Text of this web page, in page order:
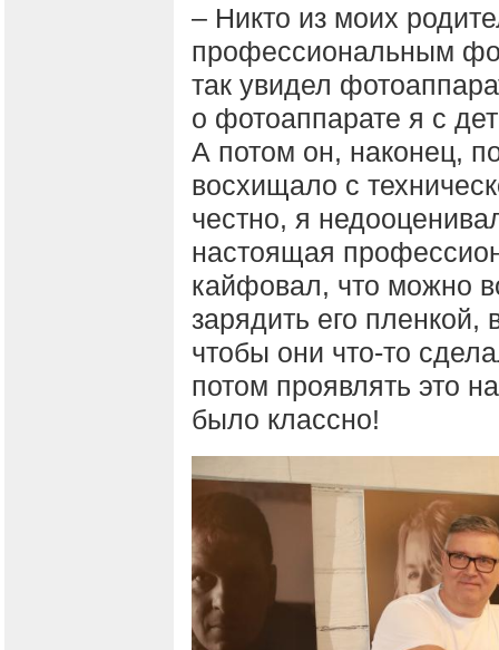
– Никто из моих
профессиональным
так увидел
о фотоаппарате я с
А потом он, наконец,
восхищало с
честно, я
настоящая
кайфовал, что можно
зарядить его пленкой,
чтобы они что-то
потом проявлять это
было классно!